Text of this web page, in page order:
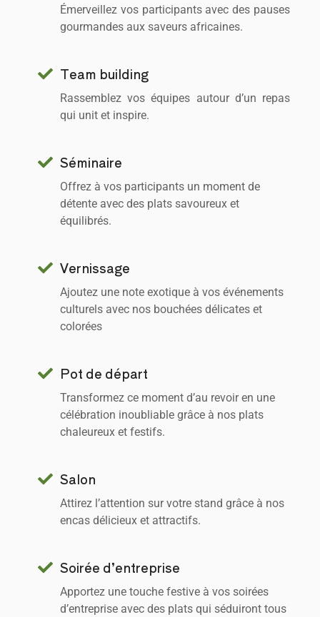
Émerveillez vos participants avec des pauses
gourmandes aux saveurs africaines.
Team building
Rassemblez vos équipes autour d’un repas
qui unit et inspire.
Séminaire
Offrez à vos participants un moment de
détente avec des plats savoureux et
équilibrés.
Vernissage
Ajoutez une note exotique à vos événements
culturels avec nos bouchées délicates et
colorées
Pot de départ
Transformez ce moment d’au revoir en une
célébration inoubliable grâce à nos plats
chaleureux et festifs.
Salon
Attirez l’attention sur votre stand grâce à nos
encas délicieux et attractifs.
Soirée d’entreprise
Apportez une touche festive à vos soirées
d’entreprise avec des plats qui séduiront tous